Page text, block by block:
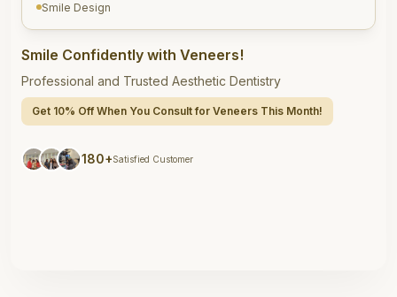
Smile Design
Smile Confidently with Veneers!
Professional and Trusted Aesthetic Dentistry
Get 10% Off When You Consult for Veneers This Month!
180+Satisfied Customer